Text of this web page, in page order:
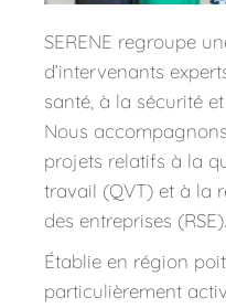
SERENE regroupe
d’intervenants
santé, à la sécurité
Nous
projets relatifs à la
travail (QVT) et à la
des entreprises (RSE).
Établie en région
particulièrement